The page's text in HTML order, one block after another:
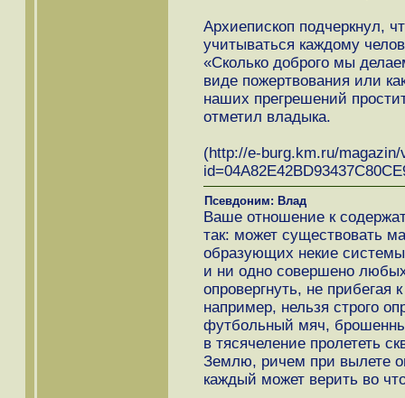
Архиепископ подчеркнул,
учитываться каждому
«Сколько доброго мы
виде пожертвования или
наших прегрешений
отметил владыка.
(http://e-burg.km.ru/magazin/
Псевдоним: Влад
Ваше отношение к
так: может существовать
образующих некие
и ни одно совершено
опровергнуть, не прибегая
например, нельзя строго
футбольный мяч,
в тясячеление пролететь
Землю, ричем при вылете
каждый может верить во